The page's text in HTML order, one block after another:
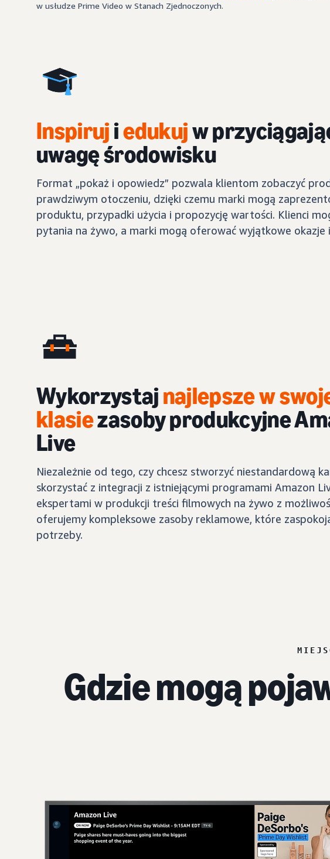
w usłudze Prime Video w Stanach Zjednoczonych.
Inspirujiedukujw
uwagę środowisku
Format „pokaż i opowiedz” pozwala klientom zobaczyć
prawdziwym otoczeniu, dzięki czemu marki mogą
produktu, przypadki użycia i propozycję wartości. Klienci
pytania na żywo, a marki mogą oferować wyjątkowe okazje
Wykorzystajnajlepsze w
klasiezasoby produkcyjne
Live
Niezależnie od tego, czy chcesz stworzyć niestandardową
skorzystać z integracji z istniejącymi programami Amazon
ekspertami w produkcji treści filmowych na żywo z
oferujemy kompleksowe zasoby reklamowe, które
potrzeby.
Gdzie mogą